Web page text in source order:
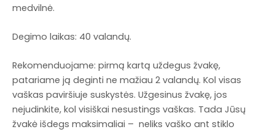
medvilnė.
Degimo laikas: 40 valandų.
Rekomenduojame: pirmą kartą uždegus žvakę,
patariame ją deginti ne mažiau 2 valandų. Kol visas
vaškas paviršiuje suskystės. Užgesinus žvakę, jos
nejudinkite, kol visiškai nesustings vaškas. Tada Jūsų
žvakė išdegs maksimaliai – neliks vaško ant stiklo